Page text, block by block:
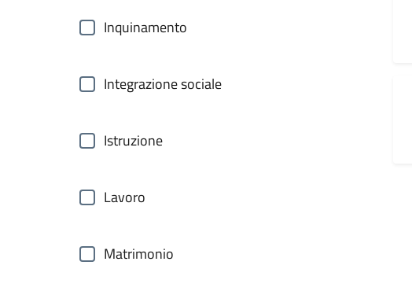
Inquinamento
Integrazione sociale
Istruzione
Lavoro
Matrimonio